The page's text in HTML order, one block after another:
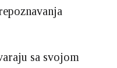
sa svojom